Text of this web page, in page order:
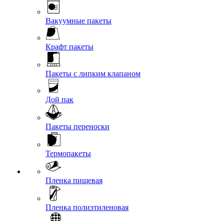
Вакуумные пакеты
Крафт пакеты
Пакеты с липким клапаном
Дой пак
Пакеты переноски
Термопакеты
Пленка пищевая
Пленка полиэтиленовая